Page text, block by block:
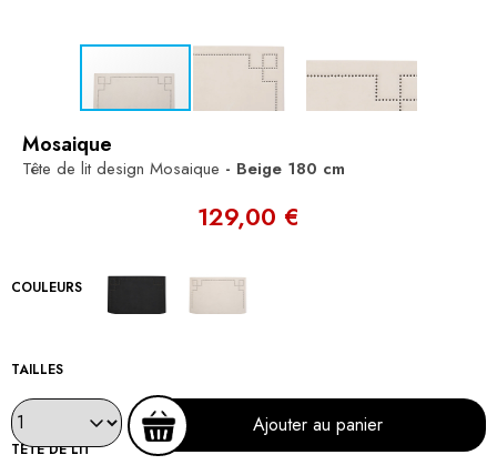
Mosaique
Tête de lit design Mosaique - Beige 180 cm
129,00 €
COULEURS
TAILLES
TÊTE DE LIT
Ajouter au panier